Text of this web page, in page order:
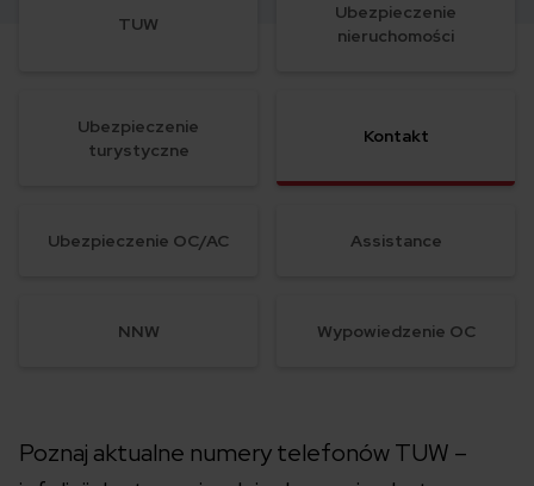
TUW
Ubezpieczenie
nieruchomości
Ubezpieczenie
turystyczne
Kontakt
Ubezpieczenie OC/AC Assistance
NNW Wypowiedzenie OC
Poznaj aktualne numery telefonów TUW –